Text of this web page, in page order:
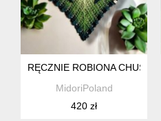
RĘCZNIE ROBIONA
MidoriPoland
420 zł